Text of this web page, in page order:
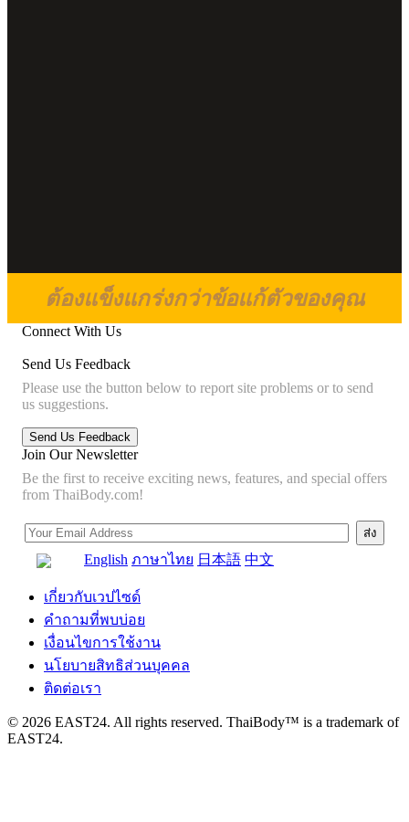
ต้องแข็งแกร่งกว่าข้อแก้ตัวของคุณ
Connect With Us
Send Us Feedback
Please use the button below to report site problems or to send
us suggestions.
Join Our Newsletter
Be the first to receive exciting news, features, and special offers
from ThaiBody.com!
English ภาษาไทย 日本語 中文
เกี่ยวกับเวปไซด์
คำถามที่พบบ่อย
เงื่อนไขการใช้งาน
นโยบายสิทธิส่วนบุคคล
ติดต่อเรา
© 2026 EAST24. All rights reserved. ThaiBody™ is a trademark of
EAST24.